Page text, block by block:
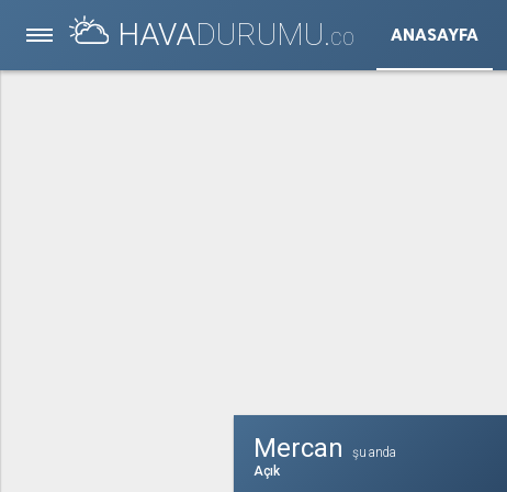
HAVADURUMU.CO ANASAYFA
Mercan
şu anda
Açık